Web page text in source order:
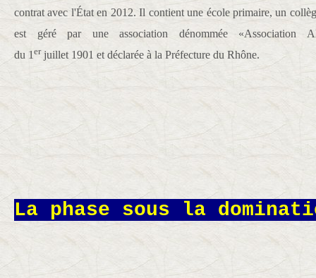
contrat avec l'État en 2012. Il contient une école primaire, un
est géré par une association dénommée
du 1 er juillet 1901 et déclarée à la Préfecture du Rhône.
La phase sous la